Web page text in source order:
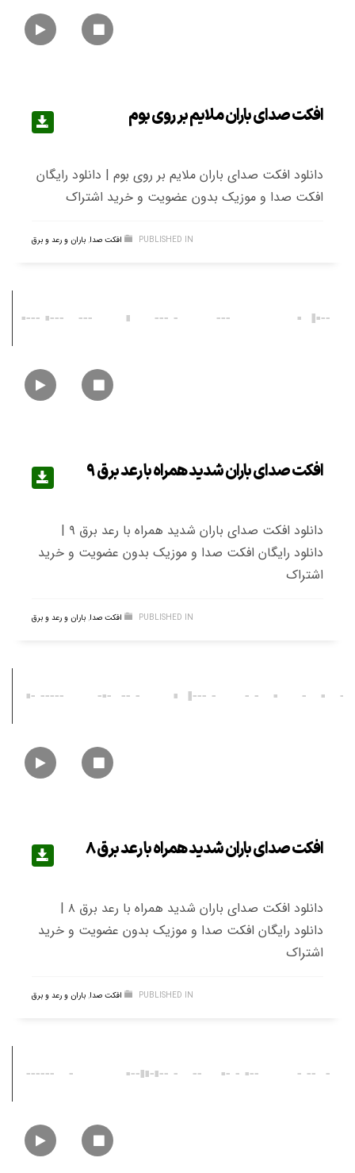
افکت صدای باران ملایم بر روی بوم
دانلود افکت صدای باران ملایم بر روی بوم | دانلود رایگان
افکت صدا و موزیک بدون عضویت و خرید اشتراک
PUBLISHED IN افکت صدا, باران و رعد و برق
افکت صدای باران شدید همراه با رعد برق ۹
دانلود افکت صدای باران شدید همراه با رعد برق ۹ |
دانلود رایگان افکت صدا و موزیک بدون عضویت و خرید
اشتراک
PUBLISHED IN افکت صدا, باران و رعد و برق
افکت صدای باران شدید همراه با رعد برق ۸
دانلود افکت صدای باران شدید همراه با رعد برق ۸ |
دانلود رایگان افکت صدا و موزیک بدون عضویت و خرید
اشتراک
PUBLISHED IN افکت صدا, باران و رعد و برق